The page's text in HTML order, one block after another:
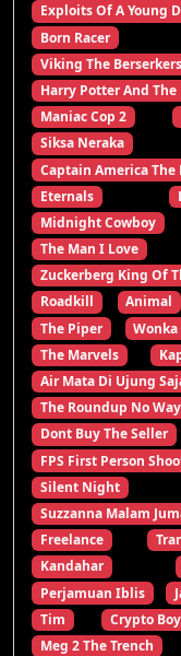
Exploits Of A Young
Born Racer
Viking The Berserkers
Harry Potter And
Maniac Cop 2
Siksa Neraka
Captain America The
Eternals
Midnight Cowboy
The Man I Love
Zuckerberg King Of
Roadkill
Animal
The Piper
Wonka
The Marvels
Air Mata Di Ujung
The Roundup No
Dont Buy The Seller
FPS First Person
Silent Night
Suzzanna Malam
Freelance
Kandahar
Perjamuan Iblis
Tim
Crypto Boy
Meg 2 The Trench